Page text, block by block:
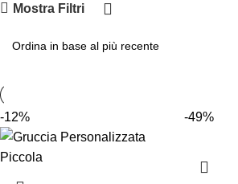
Mostra Filtri
-12% -49%